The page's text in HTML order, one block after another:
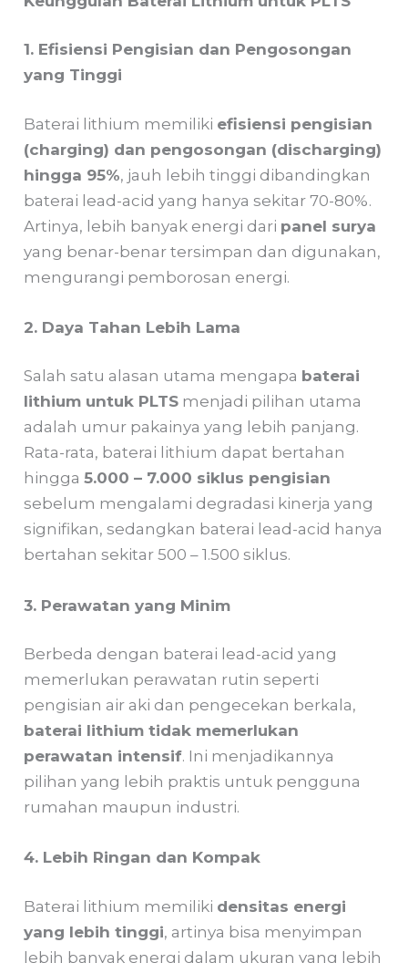
1. Efisiensi Pengisian dan Pengosongan
yang Tinggi
Baterai lithium memiliki efisiensi pengisian
(charging) dan pengosongan (discharging)
hingga 95%, jauh lebih tinggi dibandingkan
baterai lead-acid yang hanya sekitar 70-80%.
Artinya, lebih banyak energi dari panel surya
yang benar-benar tersimpan dan digunakan,
mengurangi pemborosan energi.
2. Daya Tahan Lebih Lama
Salah satu alasan utama mengapa baterai
lithium untuk PLTS menjadi pilihan utama
adalah umur pakainya yang lebih panjang.
Rata-rata, baterai lithium dapat bertahan
hingga5.000 – 7.000 siklus pengisian
sebelum mengalami degradasi kinerja yang
signifikan, sedangkan baterai lead-acid hanya
bertahan sekitar 500 – 1.500 siklus.
3. Perawatan yang Minim
Berbeda dengan baterai lead-acid yang
memerlukan perawatan rutin seperti
pengisian air aki dan pengecekan berkala,
baterai lithium tidak memerlukan
perawatan intensif. Ini menjadikannya
pilihan yang lebih praktis untuk pengguna
rumahan maupun industri.
4. Lebih Ringan dan Kompak
Baterai lithium memiliki densitas energi
yang lebih tinggi, artinya bisa menyimpan
lebih banyak energi dalam ukuran yang lebih